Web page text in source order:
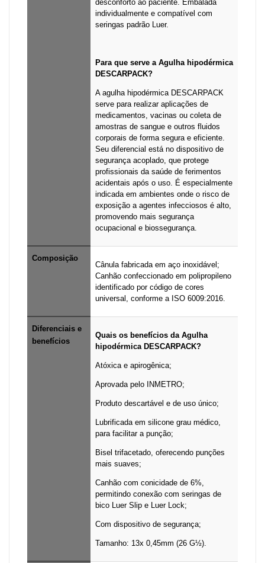
desconforto ao paciente. Embalada
individualmente e compatível com
seringas padrão Luer.
Para que serve a Agulha hipodérmica
DESCARPACK?
A agulha hipodérmica DESCARPACK
serve para realizar aplicações de
medicamentos, vacinas ou coleta de
amostras de sangue e outros fluidos
corporais de forma segura e eficiente.
Seu diferencial está no dispositivo de
segurança acoplado, que protege
profissionais da saúde de ferimentos
acidentais após o uso. É especialmente
indicada em ambientes onde o risco de
exposição a agentes infecciosos é alto,
promovendo mais segurança
ocupacional e biossegurança.
Composição
Cânula fabricada em aço inoxidável;
Canhão confeccionado em polipropileno
identificado por código de cores
universal, conforme a ISO 6009:2016.
Diferenciais e
benefícios
Quais os benefícios da Agulha
hipodérmica DESCARPACK?
Atóxica e apirogênica;
Aprovada pelo INMETRO;
Produto descartável e de uso único;
Lubrificada em silicone grau médico,
para facilitar a punção;
Bisel trifacetado, oferecendo punções
mais suaves;
Canhão com conicidade de 6%,
permitindo conexão com seringas de
bico Luer Slip e Luer Lock;
Com dispositivo de segurança;
Tamanho: 13x 0,45mm (26 G½).